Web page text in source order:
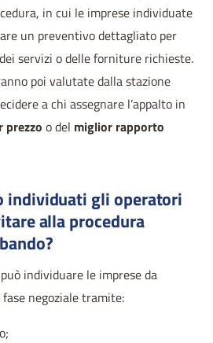
in cui le imprese individuate
un preventivo dettagliato per
servizi o delle forniture richieste.
poi valutate dalla stazione
a chi assegnare l’appalto in
prezzo o del miglior rapporto
individuati gli operatori
alla procedura
individuare le imprese da
negoziale tramite: